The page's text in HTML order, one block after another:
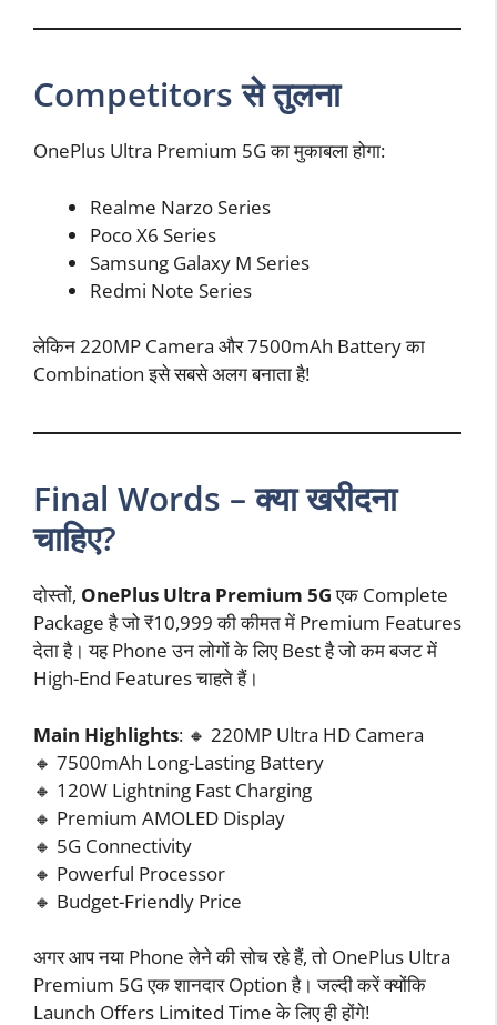
Competitors से तुलना
OnePlus Ultra Premium 5G का मुकाबला होगा:
Realme Narzo Series
Poco X6 Series
Samsung Galaxy M Series
Redmi Note Series
लेकिन 220MP Camera और 7500mAh Battery का
Combination इसे सबसे अलग बनाता है!
Final Words – क्या खरीदना
चाहिए?
दोस्तों, OnePlus Ultra Premium 5Gएक Complete
Package है जो ₹10,999 की कीमत में Premium Features
देता है। यह Phone उन लोगों के लिए Best है जो कम बजट में
High-End Features चाहते हैं।
Main Highlights: 🔸 220MP Ultra HD Camera
🔸 7500mAh Long-Lasting Battery
🔸 120W Lightning Fast Charging
🔸 Premium AMOLED Display
🔸 5G Connectivity
🔸 Powerful Processor
🔸 Budget-Friendly Price
अगर आप नया Phone लेने की सोच रहे हैं, तो OnePlus Ultra
Premium 5G एक शानदार Option है। जल्दी करें क्योंकि
Launch Offers Limited Time के लिए ही होंगे!